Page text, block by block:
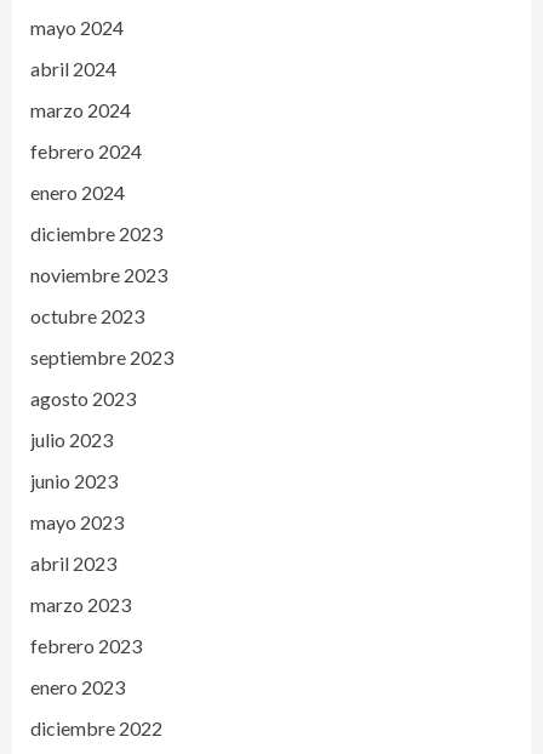
mayo 2024
abril 2024
marzo 2024
febrero 2024
enero 2024
diciembre 2023
noviembre 2023
octubre 2023
septiembre 2023
agosto 2023
julio 2023
junio 2023
mayo 2023
abril 2023
marzo 2023
febrero 2023
enero 2023
diciembre 2022